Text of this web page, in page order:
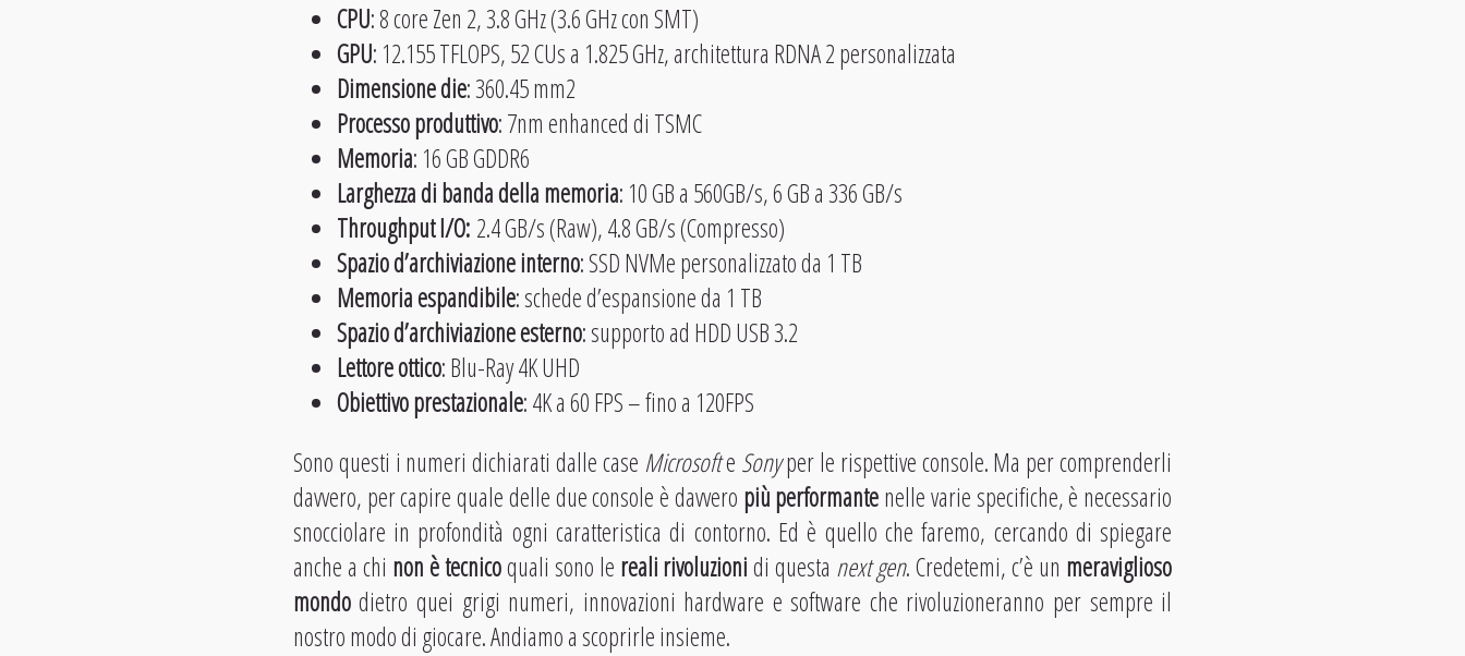
CPU: 8 core Zen 2, 3.8 GHz (3.6 GHz con SMT)
GPU: 12.155 TFLOPS, 52 CUs a 1.825 GHz, architettura RDNA 2 personalizzata
Dimensione die: 360.45 mm2
Processo produttivo: 7nm enhanced di TSMC
Memoria: 16 GB GDDR6
Larghezza di banda della memoria: 10 GB a 560GB/s, 6 GB a 336 GB/s
Throughput I/O:2.4 GB/s (Raw), 4.8 GB/s (Compresso)
Spazio d’archiviazione interno: SSD NVMe personalizzato da 1 TB
Memoria espandibile: schede d’espansione da 1 TB
Spazio d’archiviazione esterno: supporto ad HDD USB 3.2
Lettore ottico: Blu-Ray 4K UHD
Obiettivo prestazionale: 4K a 60 FPS – fino a 120FPS
Sono questi i numeri dichiarati dalle case Microsofte Sonyper le rispettive console. Ma per comprenderli
davvero, per capire quale delle due console è davvero più performantenelle varie specifiche, è necessario
snocciolare in profondità ogni caratteristica di contorno. Ed è quello che faremo, cercando di spiegare
anche a chi non è tecnicoquali sono le reali rivoluzionidi questa next gen. Credetemi, c’è un meraviglioso
mondodietro quei grigi numeri, innovazioni hardware e software che rivoluzioneranno per sempre il
nostro modo di giocare. Andiamo a scoprirle insieme.